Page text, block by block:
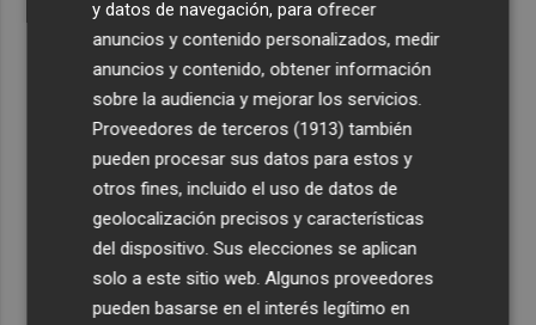
y datos de navegación, para ofrecer
anuncios y contenido personalizados, medir
anuncios y contenido, obtener información
sobre la audiencia y mejorar los servicios.
Proveedores de terceros (1913) también
pueden procesar sus datos para estos y
otros fines, incluido el uso de datos de
geolocalización precisos y características
del dispositivo. Sus elecciones se aplican
solo a este sitio web. Algunos proveedores
pueden basarse en el interés legítimo en